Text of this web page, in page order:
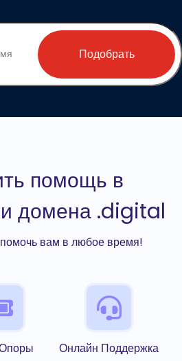
Подобрать
помощь в
домена .digital
вам в любое время!
Онлайн Поддержка